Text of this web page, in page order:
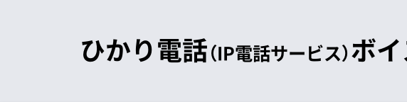
ひかり電話（IP電話サービス）ボ